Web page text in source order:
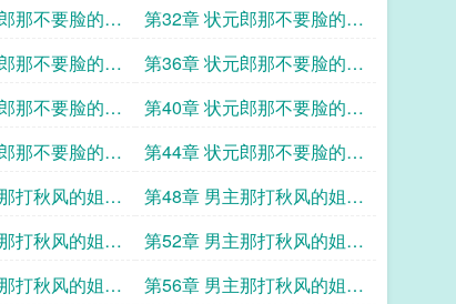
梅竹马7
那不要脸的青
第32章 状元郎那不要脸的青
梅竹马11
那不要脸的青
第36章 状元郎那不要脸的青
梅竹马15
那不要脸的青
第40章 状元郎那不要脸的青
梅竹马19
那不要脸的青
第44章 状元郎那不要脸的青
梅竹马23
打秋风的姐姐
第48章 男主那打秋风的姐姐
4
打秋风的姐姐
第52章 男主那打秋风的姐姐
8
打秋风的姐姐
第56章 男主那打秋风的姐姐